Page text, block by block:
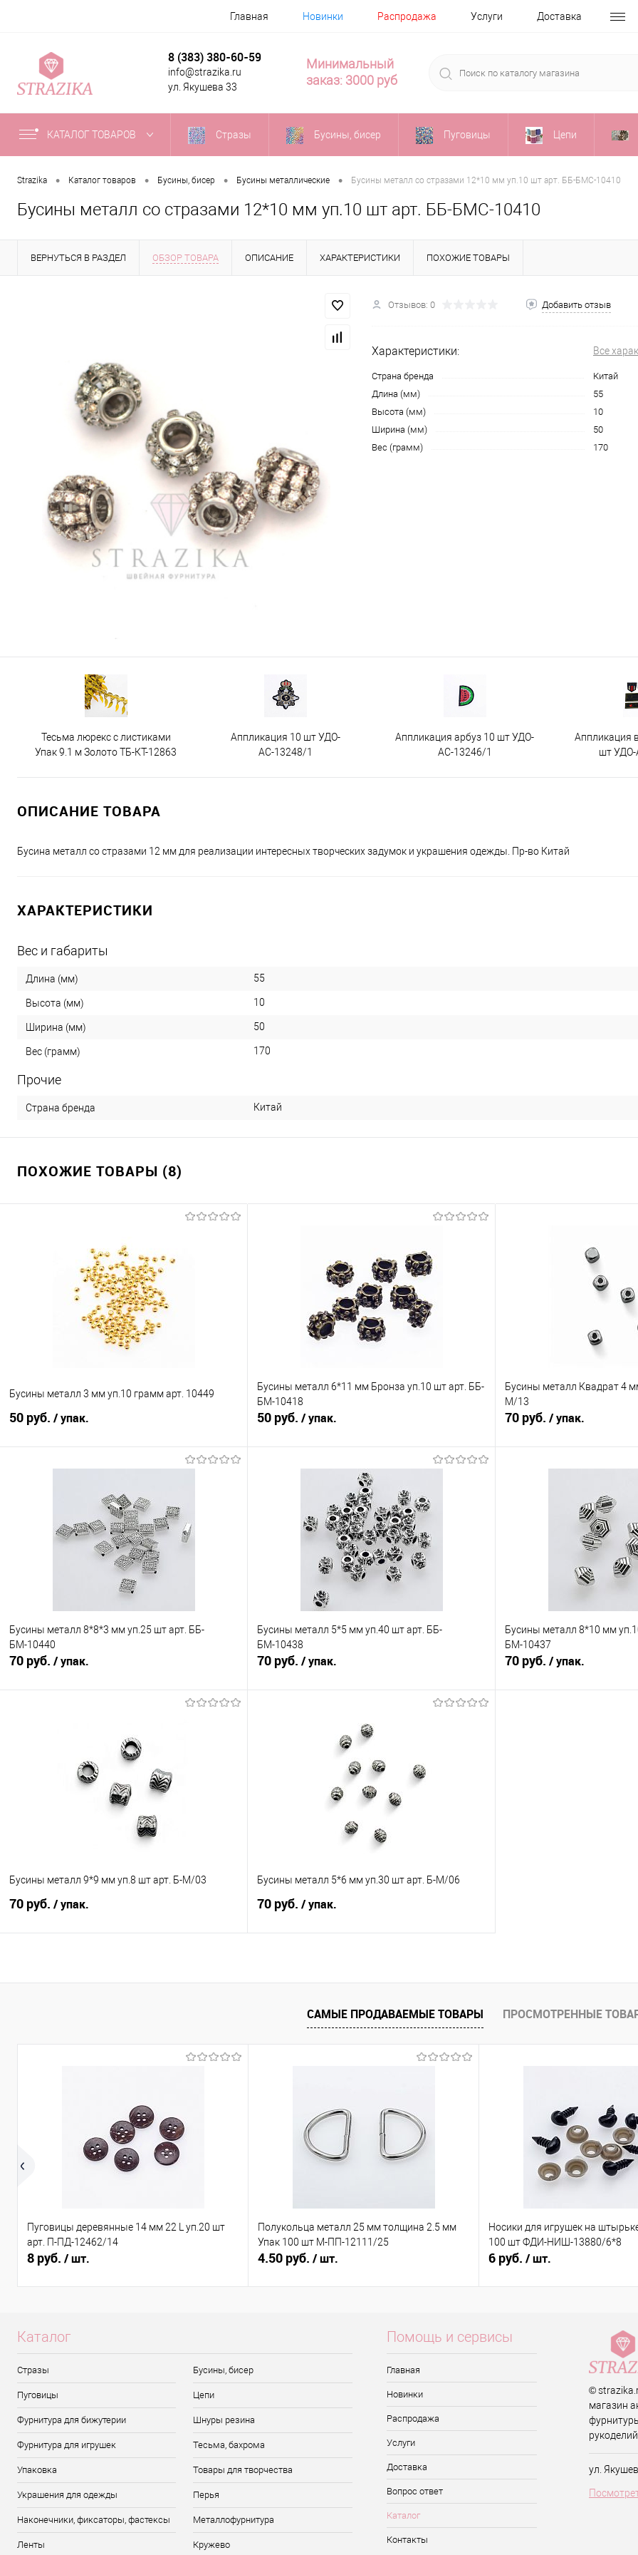
Главная Новинки Распродажа Услуги Доставка
8 (383) 380-60-59
info@strazika.ru
ул. Якушева 33
Минимальный
заказ: 3000 руб
КАТАЛОГ ТОВАРОВ Стразы Бусины, бисер Пуговицы Цепи
Strazika • Каталог товаров • Бусины, бисер • Бусины металлические • Бусины металл со стразами 12*10 мм уп.10 шт арт. ББ-БМС-10410
Бусины металл со стразами 12*10 мм уп.10 шт арт. ББ-БМС-10410
ВЕРНУТЬСЯ В РАЗДЕЛ ОБЗОР ТОВАРА ОПИСАНИЕ ХАРАКТЕРИСТИКИ ПОХОЖИЕ ТОВАРЫ
Отзывов: 0 Добавить отзыв
Характеристики: Все
Страна бренда
Китай
Длина (мм)
55
Высота (мм)
10
Ширина (мм)
50
Вес (грамм)
170
Тесьма люрекс с листиками
Упак 9.1 м Золото ТБ-КТ-12863
Аппликация 10 шт УДО-
АС-13248/1
Аппликация арбуз 10 шт УДО-
АС-13246/1
Аппликация
шт
ОПИСАНИЕ ТОВАРА
Бусина металл со стразами 12 мм для реализации интересных творческих задумок и украшения одежды. Пр-во Китай
ХАРАКТЕРИСТИКИ
Вес и габариты
Длина (мм) 55
Высота (мм) 10
Ширина (мм) 50
Вес (грамм) 170
Прочие
Страна бренда Китай
ПОХОЖИЕ ТОВАРЫ (8)
Бусины металл 3 мм уп.10 грамм арт. 10449
50 руб. / упак.
В избранное
Под заказ
Бусины металл 6*11 мм Бронза уп.10 шт арт. ББ-
БМ-10418
50 руб. / упак.
Подписаться
Сравнение
В избранное
Недоступно
Бусины металл Квадрат 4
М/13
70 руб. / упак.
Бусины металл 8*8*3 мм уп.25 шт арт. ББ-
БМ-10440
70 руб. / упак.
Под заказ
Бусины металл 5*5 мм уп.40 шт арт. ББ-
БМ-10438
70 руб. / упак.
Под заказ
Бусины металл 8*10 мм
БМ-10437
70 руб. / упак.
Бусины металл 9*9 мм уп.8 шт арт. Б-М/03
70 руб. / упак.
Бусины металл 5*6 мм уп.30 шт арт. Б-М/06
70 руб. / упак.
САМЫЕ ПРОДАВАЕМЫЕ ТОВАРЫ ПРОСМОТРЕННЫЕ
Пуговицы деревянные 14 мм 22 L уп.20 шт
арт. П-ПД-12462/14
8 руб. / шт.
Полукольца металл 25 мм толщина 2.5 мм
Упак 100 шт М-ПП-12111/25
4.50 руб. / шт.
Носики для игрушек на
100 шт ФДИ-НИШ-13880/6*8
6 руб. / шт.
Каталог
Стразы Бусины, бисер
Пуговицы Цепи
Фурнитура для бижутерии Шнуры резина
Фурнитура для игрушек Тесьма, бахрома
Упаковка Товары для творчества
Украшения для одежды Перья
Наконечники, фиксаторы, фастексы Металлофурнитура
Ленты Кружево
Помощь и сервисы
Главная
Новинки
Распродажа
Услуги
Доставка
Вопрос ответ
Каталог
Контакты
©
магазин
ул.